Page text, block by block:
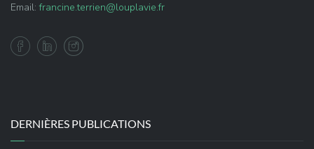
Email:francine.terrien@louplavie.fr
DERNIÈRES PUBLICATIONS